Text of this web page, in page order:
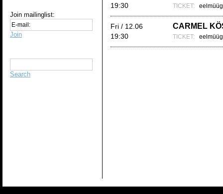
Join mailinglist:
Join
Search
19:30
TICKET:
Fri / 12.06
19:30
CARMEL
TICKET: